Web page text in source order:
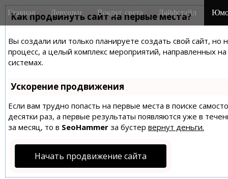
Как продвинуть сайт на первые места?
Вы создали или только планируете создать свой сайт,
процесс, а целый комплекс мероприятий, направленных
системах.
Ускорение продвижения
Если вам трудно попасть на первые места в поиске
десятки раз, а первые результаты появляются уже в
за месяц, то в SeoHammer за бустер вернут деньги.
Начать продвижение сайта
M
a
n
m
e
n
u
i
Главная Девушки Вокруг света Лайфстайл